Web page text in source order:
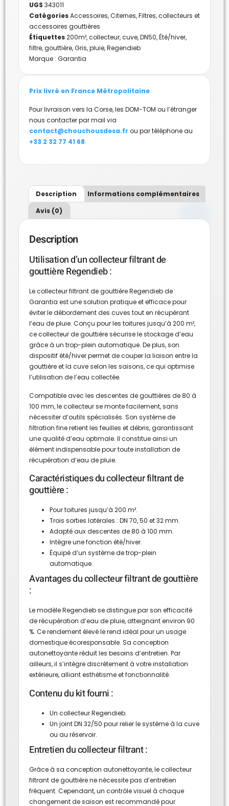
UGS 343011
CatégoriesAccessoires,Citernes,Filtres, collecteurs et
accessoires gouttières
Étiquettes200m²,collecteur,cuve,DN50,Été/hiver,
filtre,gouttière,Gris,pluie,Regendieb
Marque : Garantia
Prix livré en France Métropolitaine
Pour livraison vers la Corse, les DOM-TOM ou l’étranger
nous contacter par mail via
contact@chouchousdesa.fr ou par téléphone au
+33 2 32 77 41 68.
Description
Informations complémentaires
Avis (0)
Description
Utilisation d’un collecteur filtrant de
gouttière Regendieb :
Le collecteur filtrant de gouttière Regendieb de
Garantia est une solution pratique et efficace pour
éviter le débordement des cuves tout en récupérant
l’eau de pluie. Conçu pour les toitures jusqu’à 200 m²,
ce collecteur de gouttière sécurise le stockage d’eau
grâce à un trop-plein automatique. De plus, son
dispositif été/hiver permet de couper la liaison entre la
gouttière et la cuve selon les saisons, ce qui optimise
l’utilisation de l’eau collectée.
Compatible avec les descentes de gouttières de 80 à
100 mm, le collecteur se monte facilement, sans
nécessiter d’outils spécialisés. Son système de
filtration fine retient les feuilles et débris, garantissant
une qualité d’eau optimale. Il constitue ainsi un
élément indispensable pour toute installation de
récupération d’eau de pluie.
Caractéristiques du collecteur filtrant de
gouttière :
Pour toitures jusqu’à 200 m².
Trois sorties latérales : DN 70, 50 et 32 mm.
Adapté aux descentes de 80 à 100 mm.
Intègre une fonction été/hiver.
Équipé d’un système de trop-plein
automatique.
Avantages du collecteur filtrant de gouttière
:
Le modèle Regendieb se distingue par son efficacité
de récupération d’eau de pluie, atteignant environ 90
%. Ce rendement élevé le rend idéal pour un usage
domestique écoresponsable. Sa conception
autonettoyante réduit les besoins d’entretien. Par
ailleurs, il s’intègre discrètement à votre installation
extérieure, alliant esthétisme et fonctionnalité.
Contenu du kit fourni :
Un collecteur Regendieb.
Un joint DN 32/50 pour relier le système à la cuve
ou au réservoir.
Entretien du collecteur filtrant :
Grâce à sa conception autonettoyante, le collecteur
filtrant de gouttière ne nécessite pas d’entretien
fréquent. Cependant, un contrôle visuel à chaque
changement de saison est recommandé pour